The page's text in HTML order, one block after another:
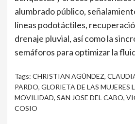
alumbrado público,
líneas podotáctiles,
drenaje pluvial, así como la
semáforos para optimizar la
Tags: CHRISTIAN AGÚNDEZ,
PARDO, GLORIETA DE LAS MUJERES
MOVILIDAD, SAN JOSE DEL CABO,
COSIO